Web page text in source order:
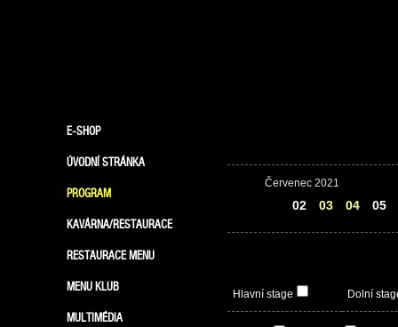
E-SHOP
ÚVODNÍ STRÁNKA
PROGRAM
KAVÁRNA/RESTAURACE
RESTAURACE MENU
MENU KLUB
MULTIMÉDIA
Červenec 2021
02 03 04 05
Hlavní stage Dolní